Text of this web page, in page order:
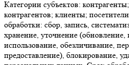
Категории субъектов:
контрагентов; клиенты;
обработки: сбор, запись,
хранение, уточнение (обновление,
использование, обезличивание,
предоставление), блокирование,